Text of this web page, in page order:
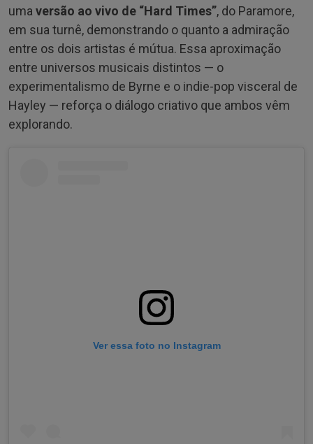
uma versão ao vivo de “Hard Times”, do Paramore,
em sua turnê, demonstrando o quanto a admiração
entre os dois artistas é mútua. Essa aproximação
entre universos musicais distintos — o
experimentalismo de Byrne e o indie-pop visceral de
Hayley — reforça o diálogo criativo que ambos vêm
explorando.
Ver essa foto no Instagram